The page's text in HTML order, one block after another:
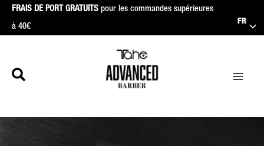
AllerFRAIS DE PORT GRATUITS pour les commandes supérieures
à 40€
FR